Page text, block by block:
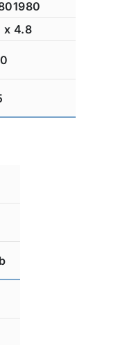
x 4.8